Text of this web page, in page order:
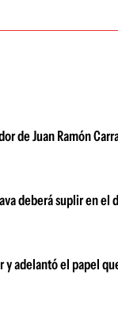
de Juan Ramón
deberá suplir en el
adelantó el papel